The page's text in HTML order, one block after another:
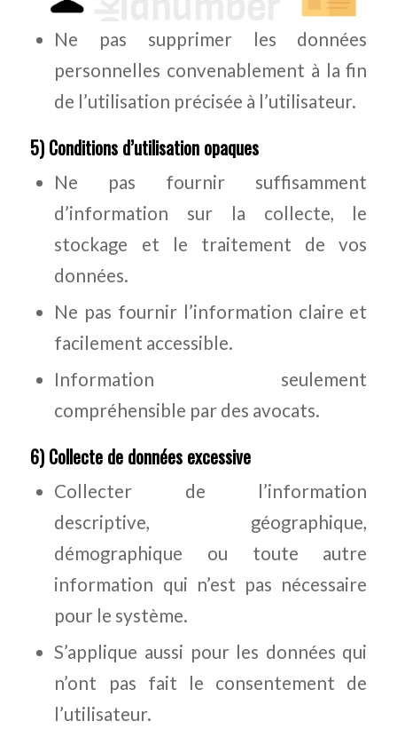
Ne pas supprimer les données
personnelles convenablement à la fin
de l’utilisation précisée à l’utilisateur.
5) Conditions d’utilisation opaques
Ne pas fournir suffisamment
d’information sur la collecte, le
stockage et le traitement de vos
données.
Ne pas fournir l’information claire et
facilement accessible.
Information seulement
compréhensible par des avocats.
6) Collecte de données excessive
Collecter de l’information
descriptive, géographique,
démographique ou toute autre
information qui n’est pas nécessaire
pour le système.
S’applique aussi pour les données qui
n’ont pas fait le consentement de
l’utilisateur.